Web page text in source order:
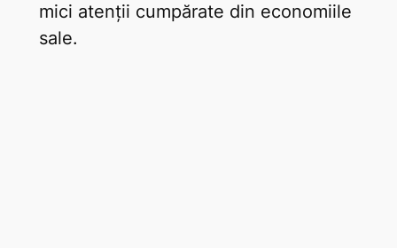
mici atenții cumpărate din economiile
sale.